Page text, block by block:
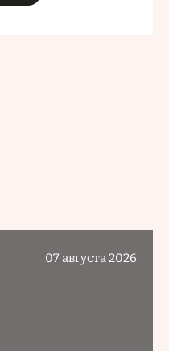
07 августа 2026